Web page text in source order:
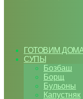
ГОТОВИМ
СУПЫ
Бозбаш
Борщ
Бульоны
Капустняк